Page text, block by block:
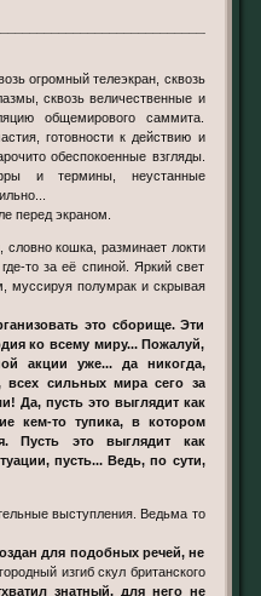
огромный телеэкран, сквозь
сквозь величественные и
общемирового саммита.
готовности к действию и
обеспокоенные взгляды.
и термины, неустанные
перед экраном.
словно кошка, разминает локти
то за её спиной. Яркий свет
муссируя полумрак и скрывая
это сборище. Эти
ко всему миру... Пожалуй,
акции уже... да никогда,
всех сильных мира сего за
Да, пусть это выглядит как
кем-то тупика, в котором
Пусть это выглядит как
пусть... Ведь, по сути,
выступления. Ведьма то
для подобных речей, не
изгиб скул британского
знатный, для него не